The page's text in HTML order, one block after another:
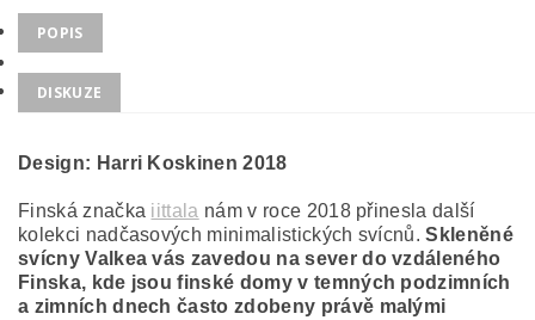
POPIS
DISKUZE
Design: Harri Koskinen 2018
Finská značka iittala nám v roce 2018 přinesla další
kolekci nadčasových minimalistických svícnů.Skleněné
svícny Valkea vás zavedou na sever do vzdáleného
Finska, kde jsou finské domy v temných podzimních
a zimních dnech často zdobeny právě malými